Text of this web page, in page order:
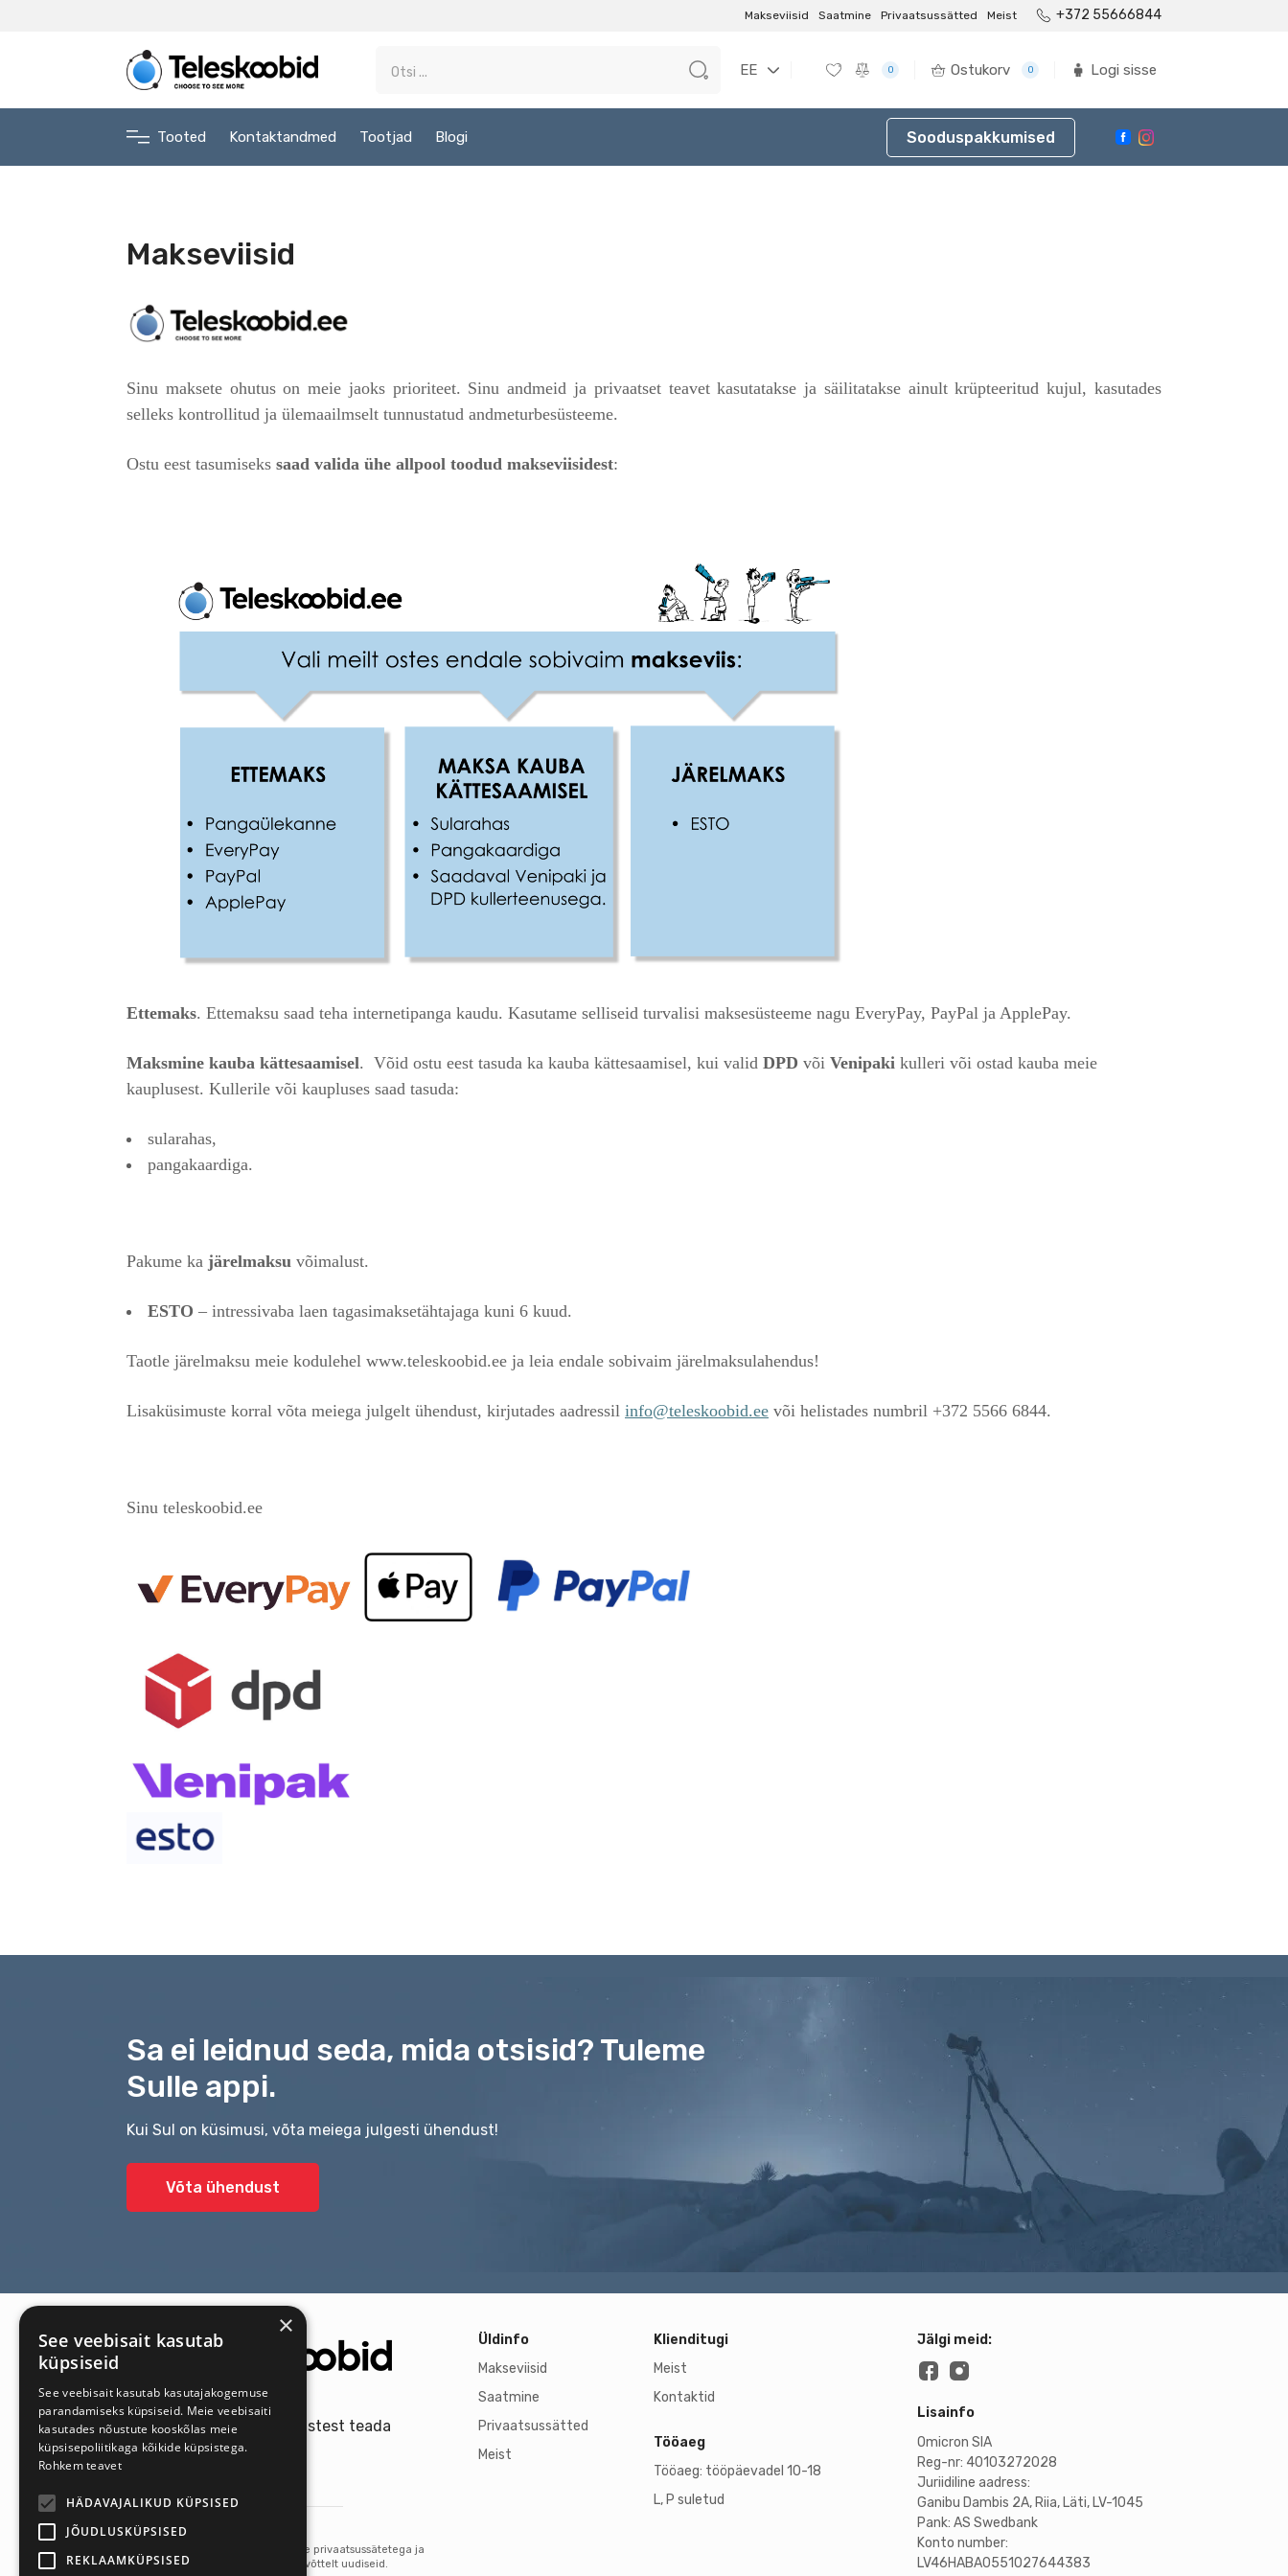
Makseviisid Saatmine Privaatsussätted Meist +372 55666844
EE 0 Ostukorv 0 Logi sisse
Tooted Kontaktandmed Tootjad Blogi Sooduspakkumised
Makseviisid
Sinu maksete ohutus on meie jaoks prioriteet. Sinu andmeid ja privaatset teavet kasutatakse ja säilitatakse ainult krüpteeritud kujul, kasutades
selleks kontrollitud ja ülemaailmselt tunnustatud andmeturbesüsteeme.
Ostu eest tasumiseks saad valida ühe allpool toodud makseviisidest:
Ettemaks. Ettemaksu saad teha internetipanga kaudu. Kasutame selliseid turvalisi maksesüsteeme nagu EveryPay, PayPal ja ApplePay.
Maksmine kauba kättesaamisel. Võid ostu eest tasuda ka kauba kättesaamisel, kui valid DPD või Venipaki kulleri või ostad kauba meie
kauplusest. Kullerile või kaupluses saad tasuda:
sularahas,
pangakaardiga.
Pakume ka järelmaksu võimalust.
ESTO – intressivaba laen tagasimaksetähtajaga kuni 6 kuud.
Taotle järelmaksu meie kodulehel www.teleskoobid.ee ja leia endale sobivaim järelmaksulahendus!
Lisaküsimuste korral võta meiega julgelt ühendust, kirjutades aadressil info@teleskoobid.ee või helistades numbril +372 5566 6844.
Sinu teleskoobid.ee
Sa ei leidnud seda, mida otsisid? Tuleme
Sulle appi.
Kui Sul on küsimusi, võta meiega julgesti ühendust!
Võta ühendust
Saa meie uutest pakkumistest teada
esimesena!
Tellin uudiskirja
Kui tellid uudiskirja, oled nõus meie privaatsussätetega ja
annad nõusoleku saada meie ettevõttelt uudiseid.
Üldinfo
Makseviisid
Saatmine
Privaatsussätted
Meist
Klienditugi
Meist
Kontaktid
Tööaeg
Tööaeg: tööpäevadel 10-18
L, P suletud
Jälgi meid:
Lisainfo
Omicron SIA
Reg-nr: 40103272028
Juriidiline aadress:
Ganibu Dambis 2A, Riia, Läti, LV-1045
Pank: AS Swedbank
Konto number:
LV46HABA0551027644383
×
See veebisait kasutab
küpsiseid
See veebisait kasutab kasutajakogemuse
parandamiseks küpsiseid. Meie veebisaiti
kasutades nõustute kooskõlas meie
küpsisepoliitikaga kõikide küpsistega.
Rohkem teavet
HÄDAVAJALIKUD KÜPSISED
JÕUDLUSKÜPSISED
REKLAAMKÜPSISED